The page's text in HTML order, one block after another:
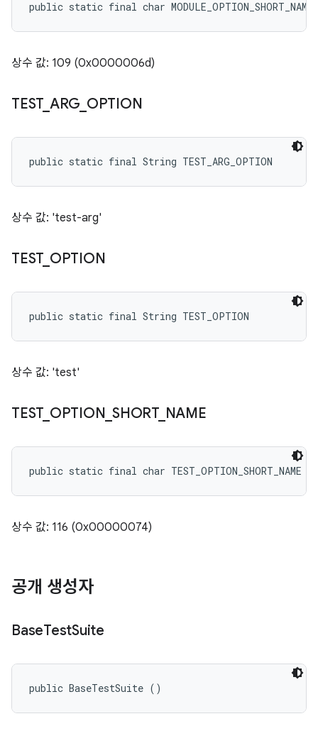
public static final char MODULE_OPTION_SHORT_NAME
상수 값: 109 (0x0000006d)
TEST_ ARG OPTION
public static final String TEST_ARG_OPTION
상수 값: 'test-arg'
TEST_ OPTION
public static final String TEST_OPTION
상수 값: 'test'
TEST_ OPTION SHORT_ NAME
public static final char TEST_OPTION_SHORT_NAME
상수 값: 116 (0x00000074)
공개 생성자
BaseTestSuite
public BaseTestSuite ()